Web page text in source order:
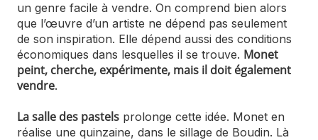
un genre facile à vendre. On comprend bien alors
que l’œuvre d’un artiste ne dépend pas seulement
de son inspiration. Elle dépend aussi des conditions
économiques dans lesquelles il se trouve. Monet
peint, cherche, expérimente, mais il doit également
vendre.
La salle des pastels prolonge cette idée. Monet en
réalise une quinzaine, dans le sillage de Boudin. Là